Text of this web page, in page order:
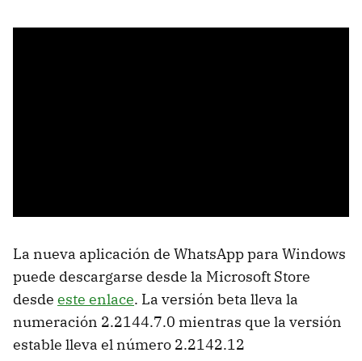
La nueva aplicación de WhatsApp para Windows
puede descargarse desde la Microsoft Store
desde este enlace. La versión beta lleva la
numeración 2.2144.7.0 mientras que la versión
estable lleva el número 2.2142.12